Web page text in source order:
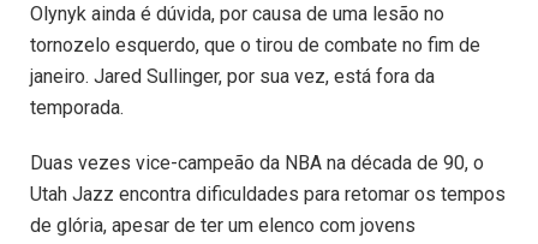
Olynyk ainda é dúvida, por causa de uma lesão no
tornozelo esquerdo, que o tirou de combate no fim de
janeiro. Jared Sullinger, por sua vez, está fora da
temporada.
Duas vezes vice-campeão da NBA na década de 90, o
Utah Jazz encontra dificuldades para retomar os tempos
de glória, apesar de ter um elenco com jovens